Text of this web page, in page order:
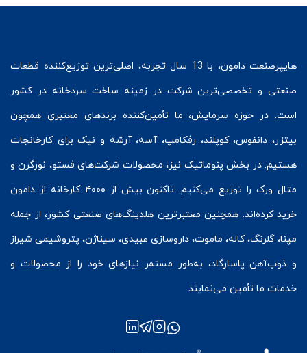
هایپرصنعت
دامون، با 13 سال تجربه، اصلی‌ترین توزیع‌کننده قطعات
صنعتی و تخصصی‌ترین شرکت در زمینه ساخت سردخانه در کشور
است. در حوزه سرمایش، ما تأمین‌کننده برندهای معتبری همچون
بیتزر، دانفوس،کوپلند، رفکامپ، آسه، آرشه و نیک برای کارخانجات
هستیم. در بخش پنوماتیک نیز، محصولات شرکت‌های فستو، نورگرن و
متال ورک
را توزیع می‌کنیم. تاکنون بیش از ۴۰۰۰ کارخانه از دامون
خرید کرده‌اند. همچنین معتبرترین هلدینگ‌های صنعتی کشور، از جمله
مپنا، گلرنگ، کاله، ماموت، داروسازی عبیدی، سیناژن، پتروشیمی شیراز
و ذوب‌آهن پاسارگاد، به‌طور مستمر نیازهای خود را از محصولات و
خدمات ما تأمین می‌نمایند.